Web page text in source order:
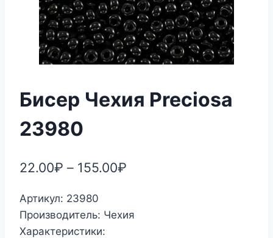
Бисер Чехия Preciosa
23980
22.00₽ – 155.00₽
Артикул: 23980
Производитель: Чехия
Характеристики: